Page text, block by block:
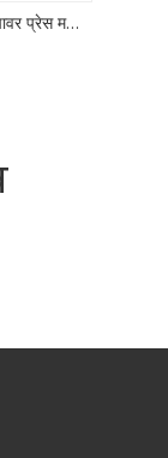
बिक्री के लिए पावर प्रेस मशीन मेटल शीट स्टैम्पिंग मशीन मोल्ड पंचिंग मशीन